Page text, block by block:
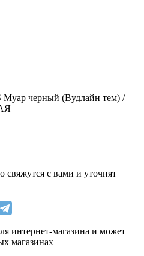
Муар черный (Вудлайн тем) /
свяжутся с вами и уточнят
интернет-магазина и может
магазинах